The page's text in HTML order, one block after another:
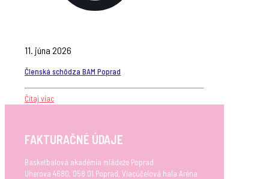
11. júna 2026
Členská schôdza BAM Poprad
Čítaj viac
FAKTURAČNÉ ÚDAJE
Basketbalová akadémia mládeže Poprad
Uherova 4680, 058 01 Poprad, Viacúčelová hala Aréna